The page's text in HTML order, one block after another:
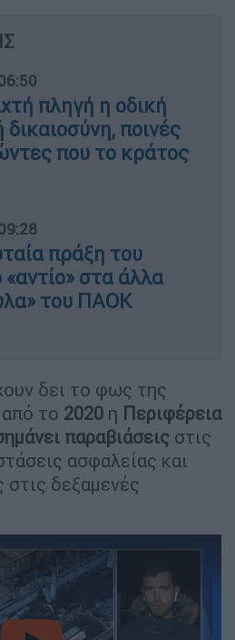
πληγή η οδική
ποινές
που το κράτος
πράξη του
στα άλλα
του ΠΑΟΚ
δει το φως της
το 2020 η Περιφέρεια
παραβιάσεις στις
ασφαλείας και
στις δεξαμενές